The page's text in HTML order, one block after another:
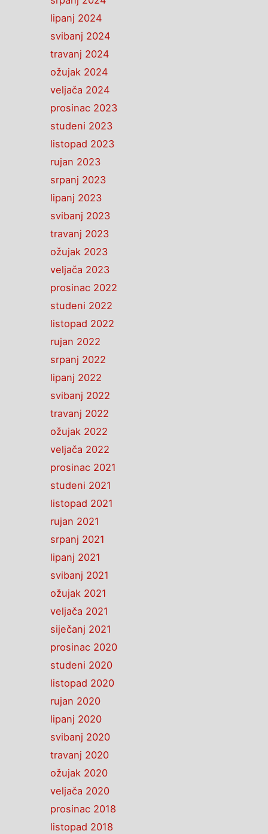
lipanj 2024
svibanj 2024
travanj 2024
ožujak 2024
veljača 2024
prosinac 2023
studeni 2023
listopad 2023
rujan 2023
srpanj 2023
lipanj 2023
svibanj 2023
travanj 2023
ožujak 2023
veljača 2023
prosinac 2022
studeni 2022
listopad 2022
rujan 2022
srpanj 2022
lipanj 2022
svibanj 2022
travanj 2022
ožujak 2022
veljača 2022
prosinac 2021
studeni 2021
listopad 2021
rujan 2021
srpanj 2021
lipanj 2021
svibanj 2021
ožujak 2021
veljača 2021
siječanj 2021
prosinac 2020
studeni 2020
listopad 2020
rujan 2020
lipanj 2020
svibanj 2020
travanj 2020
ožujak 2020
veljača 2020
prosinac 2018
listopad 2018